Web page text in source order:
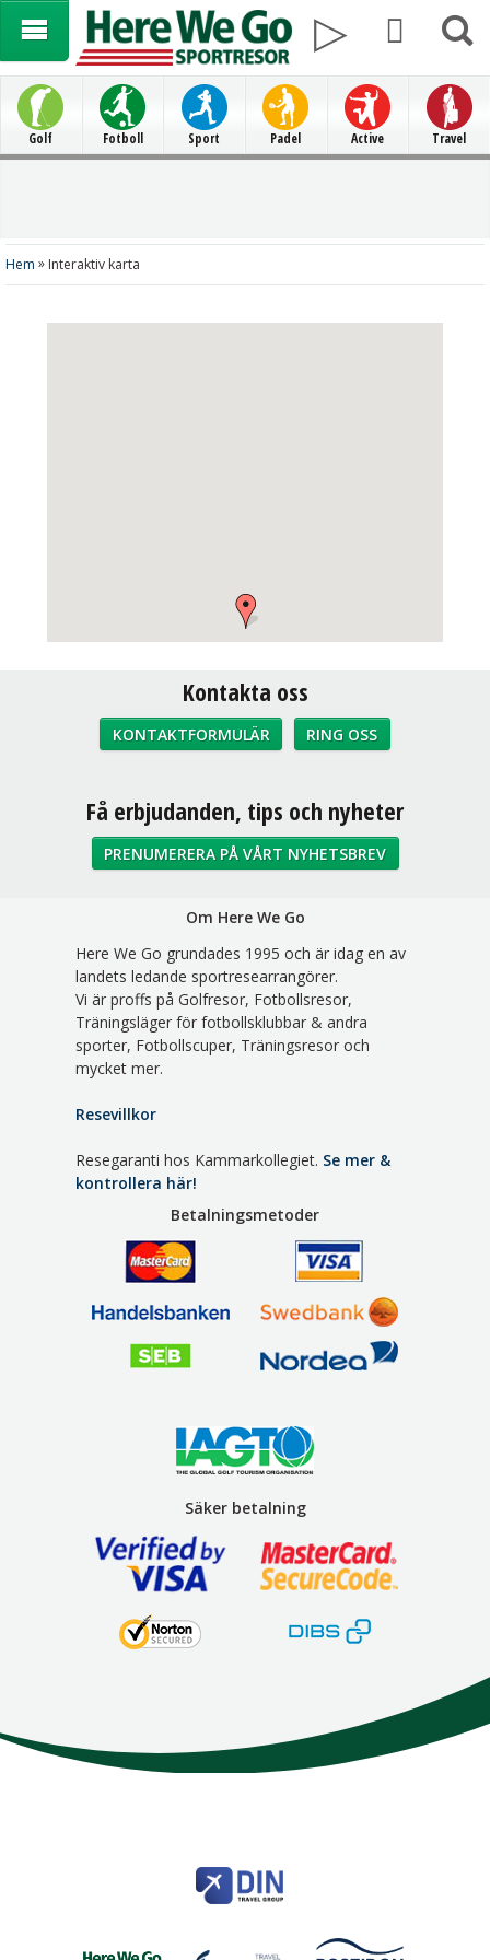
Golf Fotboll Sport Padel Active Travel
Hem » Interaktiv karta
Kontakta oss
KONTAKTFORMULÄR RING OSS
Sociala medier
Få erbjudanden, tips och nyheter
PRENUMERERA PÅ VÅRT NYHETSBREV
Om Here We Go
Here We Go grundades 1995 och är idag en av
landets ledande sportresearrangörer.
Vi är proffs på Golfresor, Fotbollsresor,
Träningsläger för fotbollsklubbar & andra
sporter, Fotbollscuper, Träningsresor och
mycket mer.
Resevillkor
Resegaranti hos Kammarkollegiet. Se mer &
kontrollera här!
Betalningsmetoder
Säker betalning
235 39
Telefon040 45 63 50
| ©2026